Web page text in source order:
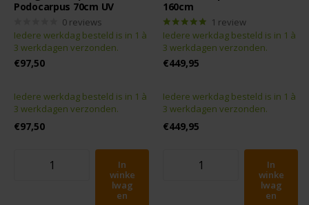
Podocarpus 70cm UV
0 reviews
Iedere werkdag besteld is in 1 à
3 werkdagen verzonden.
€97,50
Iedere werkdag besteld is in 1 à
3 werkdagen verzonden.
€97,50
In
winke
lwag
en
160cm
1 review
Iedere werkdag besteld is in 1 à
3 werkdagen verzonden.
€449,95
Iedere werkdag besteld is in 1 à
3 werkdagen verzonden.
€449,95
In
winke
lwag
en